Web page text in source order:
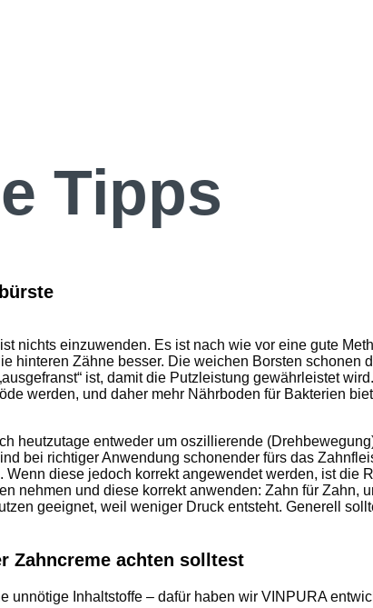
Tipps
nichts einzuwenden. Es ist nach wie vor eine gute
hinteren Zähne besser. Die weichen Borsten
ist, damit die Putzleistung gewährleistet
werden, und daher mehr Nährboden für Bakterien
heutzutage entweder um oszillierende
bei richtiger Anwendung schonender fürs das
diese jedoch korrekt angewendet werden, ist
nehmen und diese korrekt anwenden: Zahn für
geeignet, weil weniger Druck entsteht. Generell
Zahncreme achten solltest
unnötige Inhaltstoffe – dafür haben wir VINPURA